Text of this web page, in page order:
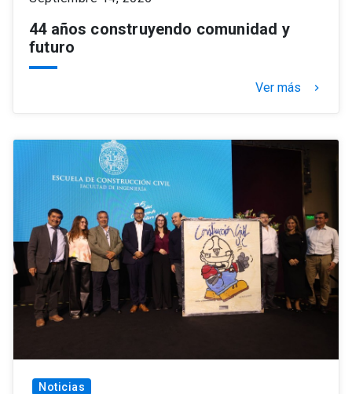
44 años construyendo comunidad y
futuro
Ver más keyboard_arrow_right
Noticias